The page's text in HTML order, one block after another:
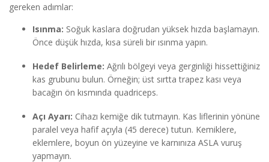
gereken adımlar:
Isınma: Soğuk kaslara doğrudan yüksek hızda başlamayın.
Önce düşük hızda, kısa süreli bir ısınma yapın.
Hedef Belirleme: Ağrılı bölgeyi veya gerginliği hissettiğiniz
kas grubunu bulun. Örneğin; üst sırtta trapez kası veya
bacağın ön kısmında quadriceps.
Açı Ayarı: Cihazı kemiğe dik tutmayın. Kas liflerinin yönüne
paralel veya hafif açıyla (45 derece) tutun. Kemiklere,
eklemlere, boyun ön yüzeyine ve karnınıza ASLA vuruş
yapmayın.